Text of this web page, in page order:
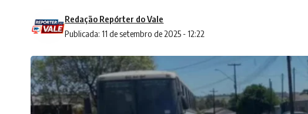
Publicada: 11 de setembro de 2025 - 12:22
Redação Repórter do Vale